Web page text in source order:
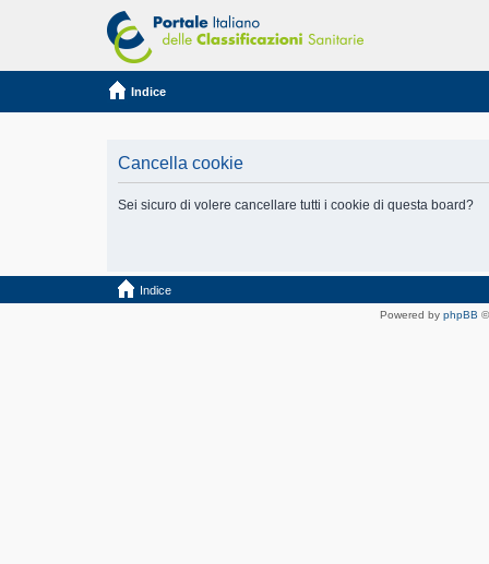
Indice
Cancella cookie
Sei sicuro di volere cancellare tutti i cookie di questa board?
Indice
Powered by phpBB